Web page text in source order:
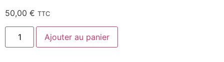
50,00 € TTC
Ajouter au panier